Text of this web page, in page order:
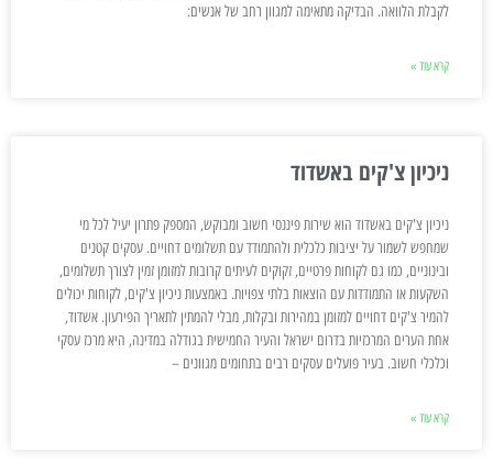
לקבלת הלוואה. הבדיקה מתאימה למגוון רחב של אנשים:
קרא עוד »
ניכיון צ'קים באשדוד
ניכיון צ'קים באשדוד הוא שירות פיננסי חשוב ומבוקש, המספק פתרון יעיל לכל מי
שמחפש לשמור על יציבות כלכלית ולהתמודד עם תשלומים דחויים. עסקים קטנים
ובינוניים, כמו גם לקוחות פרטיים, זקוקים לעיתים קרובות למזומן זמין לצורך תשלומים,
השקעות או התמודדות עם הוצאות בלתי צפויות. באמצעות ניכיון צ'קים, לקוחות יכולים
להמיר צ'קים דחויים למזומן במהירות ובקלות, מבלי להמתין לתאריך הפירעון. אשדוד,
אחת הערים המרכזיות בדרום ישראל והעיר החמישית בגודלה במדינה, היא מרכז עסקי
וכלכלי חשוב. בעיר פועלים עסקים רבים בתחומים מגוונים –
קרא עוד »